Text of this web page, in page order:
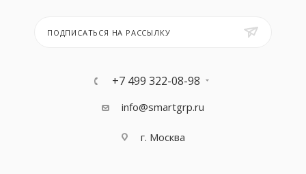
ПОДПИСАТЬСЯ НА РАССЫЛКУ
+7 499 322-08-98
info@smartgrp.ru
г. Москва